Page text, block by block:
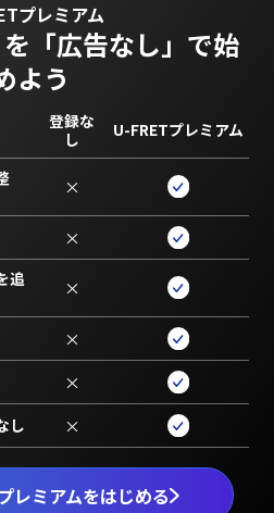
プレミアム
「広告なし」で始
よう
レミアムをはじめる
登録な
し
U-FRETプレミアム
×
×
追
×
×
×
し ×